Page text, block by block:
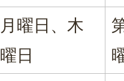
月曜日、木
曜日